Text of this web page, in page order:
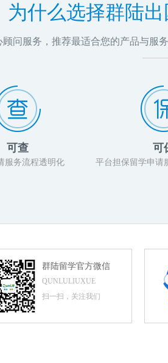
为什么选择群陆
顾问服务，推荐最适合您的产品与服
可查
服务流程透明化
可
平台担保留学申请
群陆留学官方微信
QUNLULIUXUE
扫一扫，关注我们